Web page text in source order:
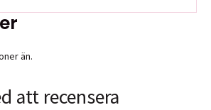
än.
att recensera